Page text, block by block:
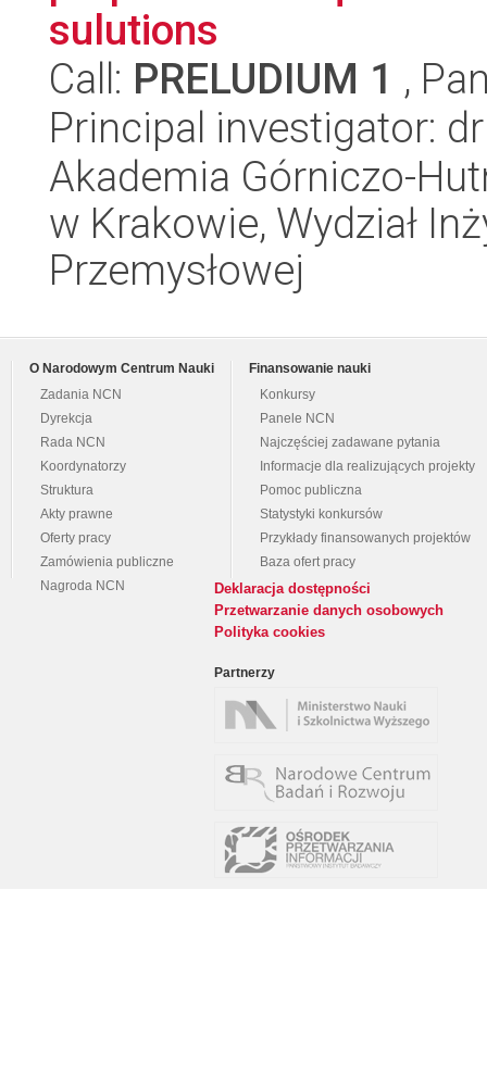
sulutions
Call: PRELUDIUM 1 ,
Principal investigator:
Akademia Górniczo-
w Krakowie, Wydział
Przemysłowej
O Narodowym Centrum Nauki
Zadania NCN
Dyrekcja
Rada NCN
Koordynatorzy
Struktura
Akty prawne
Oferty pracy
Zamówienia publiczne
Nagroda NCN
Finansowanie nauki
Konkursy
Panele NCN
Najczęściej zadawane pytania
Informacje dla realizujących projekty
Pomoc publiczna
Statystyki konkursów
Przykłady finansowanych projektów
Baza ofert pracy
Deklaracja dostępności
Przetwarzanie danych osobowych
Polityka cookies
Partnerzy